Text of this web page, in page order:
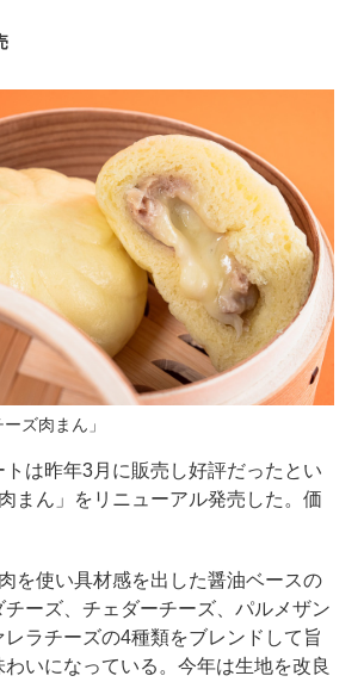
ズ肉まん」
は昨年3月に販売し好評だったとい
まん」をリニューアル発売した。価
を使い具材感を出した醤油ベースの
ーズ、チェダーチーズ、パルメザン
ラチーズの4種類をブレンドして旨
いになっている。今年は生地を改良